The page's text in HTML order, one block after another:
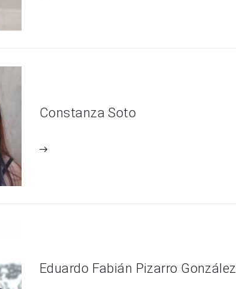
Constanza Soto
Eduardo Fabián Pizarro González